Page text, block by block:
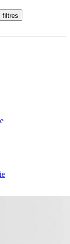
filtres